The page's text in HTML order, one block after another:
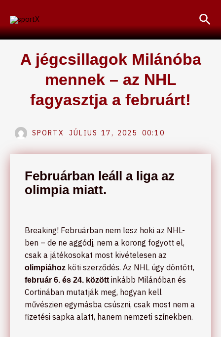
content
A jégcsillagok Milánóba
mennek – az NHL
fagyasztja a februárt!
SPORTX JÚLIUS 17, 2025 00:10
Februárban leáll a liga az
olimpia miatt.
Breaking! Februárban nem lesz hoki az NHL-
ben – de ne aggódj, nem a korong fogyott el,
csak a játékosokat most kivételesen az
olimpiához köti szerződés. Az NHL úgy döntött,
február 6. és 24. között inkább Milánóban és
Cortinában mutatják meg, hogyan kell
művészien egymásba csúszni, csak most nem a
fizetési sapka alatt, hanem nemzeti színekben.